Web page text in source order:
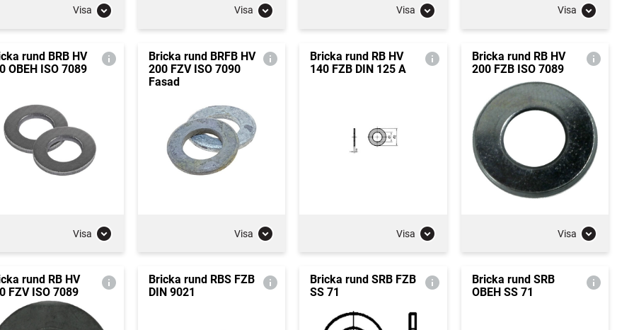
Visa Visa Visa Visa
rund BRB HV
OBEH ISO 7089
Visa
Bricka rund BRFB HV
200 FZV ISO 7090
Fasad
Visa
Bricka rund RB HV
140 FZB DIN 125 A
Visa
Bricka rund RB HV
200 FZB ISO 7089
Visa
rund RB HV
FZV ISO 7089
Bricka rund RBS FZB
DIN 9021
Bricka rund SRB FZB
SS 71
Bricka rund SRB
OBEH SS 71